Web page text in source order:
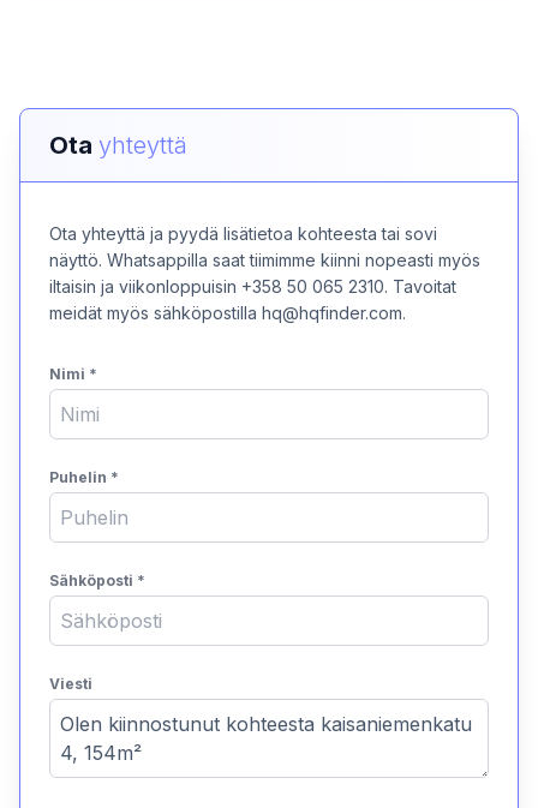
Ota yhteyttä
Ota yhteyttä ja pyydä lisätietoa kohteesta tai sovi
näyttö. Whatsappilla saat tiimimme kiinni nopeasti myös
iltaisin ja viikonloppuisin +358 50 065 2310. Tavoitat
meidät myös sähköpostilla hq@hqfinder.com.
Nimi *
Puhelin *
Sähköposti *
Viesti